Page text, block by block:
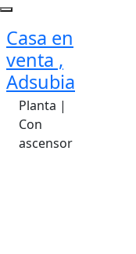
Casa en
venta ,
Adsubia
Planta |
Con
ascensor